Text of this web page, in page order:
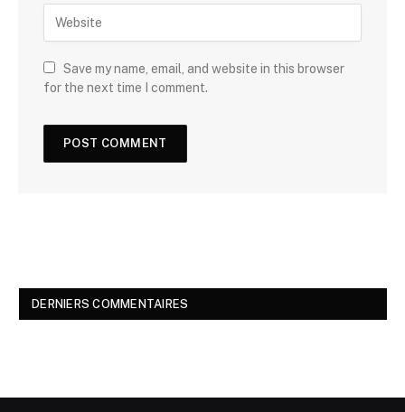
Save my name, email, and website in this browser
for the next time I comment.
DERNIERS COMMENTAIRES